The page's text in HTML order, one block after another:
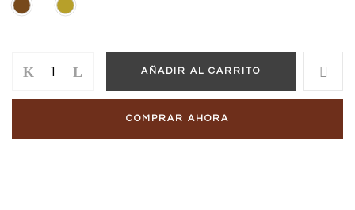
de
madera
AÑADIR AL CARRITO
COMPRAR AHORA